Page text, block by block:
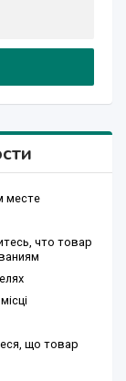
месте
что товар
що товар